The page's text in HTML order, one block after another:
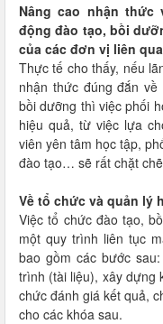
Nâng cao nhận thức
động đào tạo, bồi
của các đơn vị liên
Thực tế cho thấy, nếu
nhận thức đúng đắn
bồi dưỡng thì việc phối
hiệu quả, từ việc lựa
viên yên tâm học tập,
đào tạo… sẽ rất chặt
Về tổ chức và quản lý
Việc tổ chức đào tạo,
một quy trình liên tục
bao gồm các bước
trình (tài liệu), xây dựng
chức đánh giá kết quả,
cho các khóa sau.